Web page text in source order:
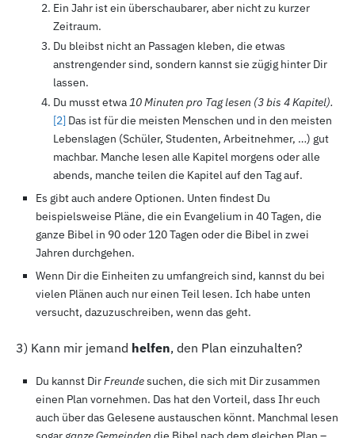
Ein Jahr ist ein überschaubarer, aber nicht zu kurzer
Zeitraum.
Du bleibst nicht an Passagen kleben, die etwas
anstrengender sind, sondern kannst sie zügig hinter Dir
lassen.
Du musst etwa10Minuten pro Tag lesen (3bis 4Kapitel).
[2] Das ist für die meisten Menschen und in den meisten
Lebenslagen (Schüler, Studenten, Arbeitnehmer, …) gut
machbar. Manche lesen alle Kapitel morgens oder alle
abends, manche teilen die Kapitel auf den Tag auf.
Es gibt auch andere Optionen. Unten findest Du
beispielsweise Pläne, die ein Evangelium in 40Tagen, die
ganze Bibel in 90oder 120Tagen oder die Bibel in zwei
Jahren durchgehen.
Wenn Dir die Einheiten zu umfangreich sind, kannst du bei
vielen Plänen auch nur einen Teil lesen. Ich habe unten
versucht, dazuzuschreiben, wenn das geht.
3) Kann mir jemand helfen, den Plan einzuhalten?
Du kannst DirFreundesuchen, die sich mit Dir zusammen
einen Plan vornehmen. Das hat den Vorteil, dass Ihr euch
auch über das Gelesene austauschen könnt. Manchmal lesen